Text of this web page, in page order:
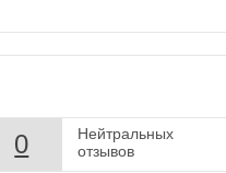
0
Нейтральных
отзывов